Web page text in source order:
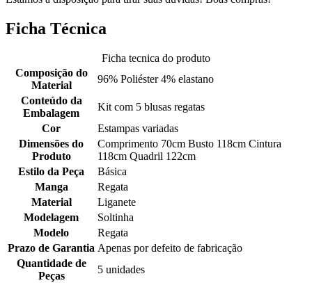
Ficha Técnica
Ficha tecnica do produto
Composição do
Material
96% Poliéster 4% elastano
Conteúdo da
Embalagem
Kit com 5 blusas regatas
Cor
Estampas variadas
Dimensões do
Produto
Comprimento 70cm Busto 118cm Cintura
118cm Quadril 122cm
Estilo da Peça
Básica
Manga
Regata
Material
Liganete
Modelagem
Soltinha
Modelo
Regata
Prazo de Garantia Apenas por defeito de fabricação
Quantidade de
Peças
5 unidades